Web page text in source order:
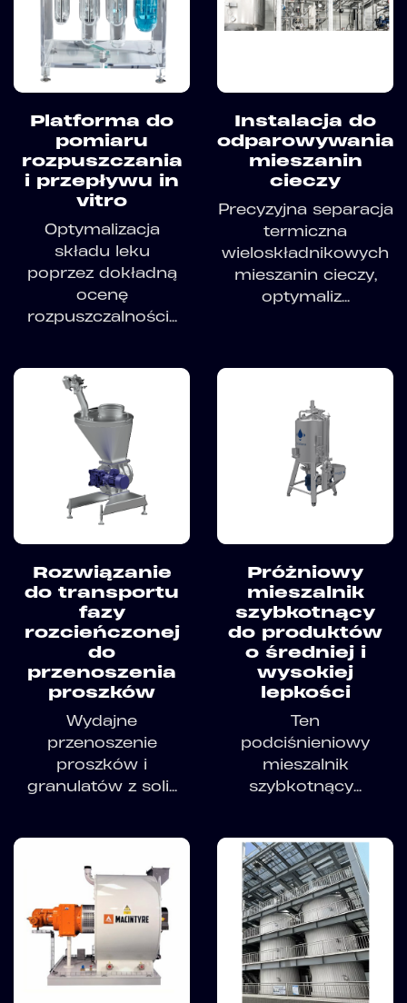
Platforma do
pomiaru
rozpuszczania
i przepływu in
vitro
Optymalizacja
składu leku
poprzez dokładną
ocenę
rozpuszczalności...
Instalacja do
odparowywania
mieszanin
cieczy
Precyzyjna separacja
termiczna
wieloskładnikowych
mieszanin cieczy,
optymaliz...
Rozwiązanie
do transportu
fazy
rozcieńczonej
do
przenoszenia
proszków
Wydajne
przenoszenie
proszków i
granulatów z soli...
Próżniowy
mieszalnik
szybkotnący
do produktów
o średniej i
wysokiej
lepkości
Ten
podciśnieniowy
mieszalnik
szybkotnący...